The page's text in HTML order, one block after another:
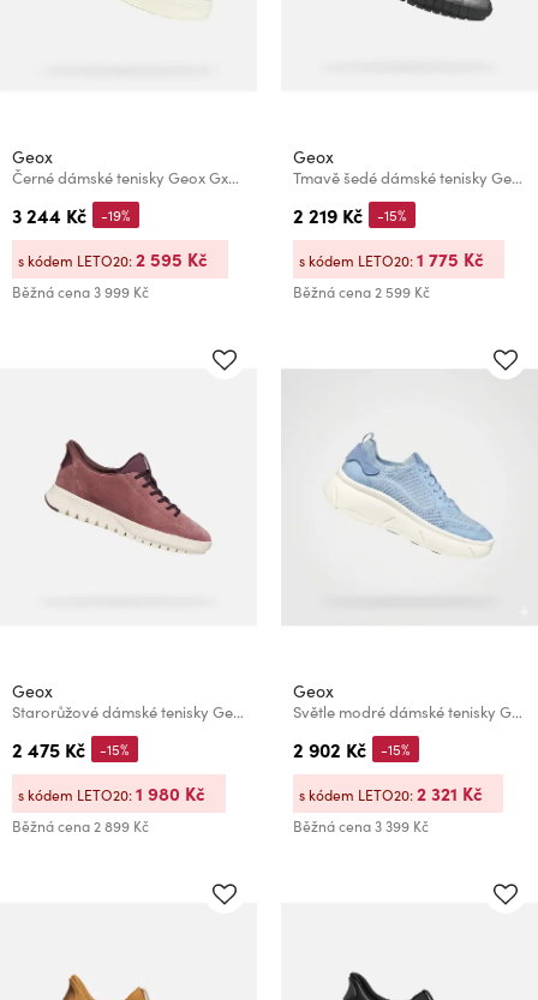
Geox
Černé dámské tenisky Geox Gxcp-03
3 244 Kč
Běžná cena3 999 Kč
-19%
s kódem LETO20:2 595 Kč
Geox
Tmavě šedé dámské tenisky Geox Flextride Plus
2 219 Kč
Běžná cena2 599 Kč
-15%
s kódem LETO20:1 775 Kč
Geox
Starorůžové dámské tenisky Geox Flextride Plus
2 475 Kč
Běžná cena2 899 Kč
-15%
s kódem LETO20:1 980 Kč
Geox
Světle modré dámské tenisky Geox Nebula 2.0 X
2 902 Kč
Běžná cena3 399 Kč
-15%
s kódem LETO20:2 321 Kč